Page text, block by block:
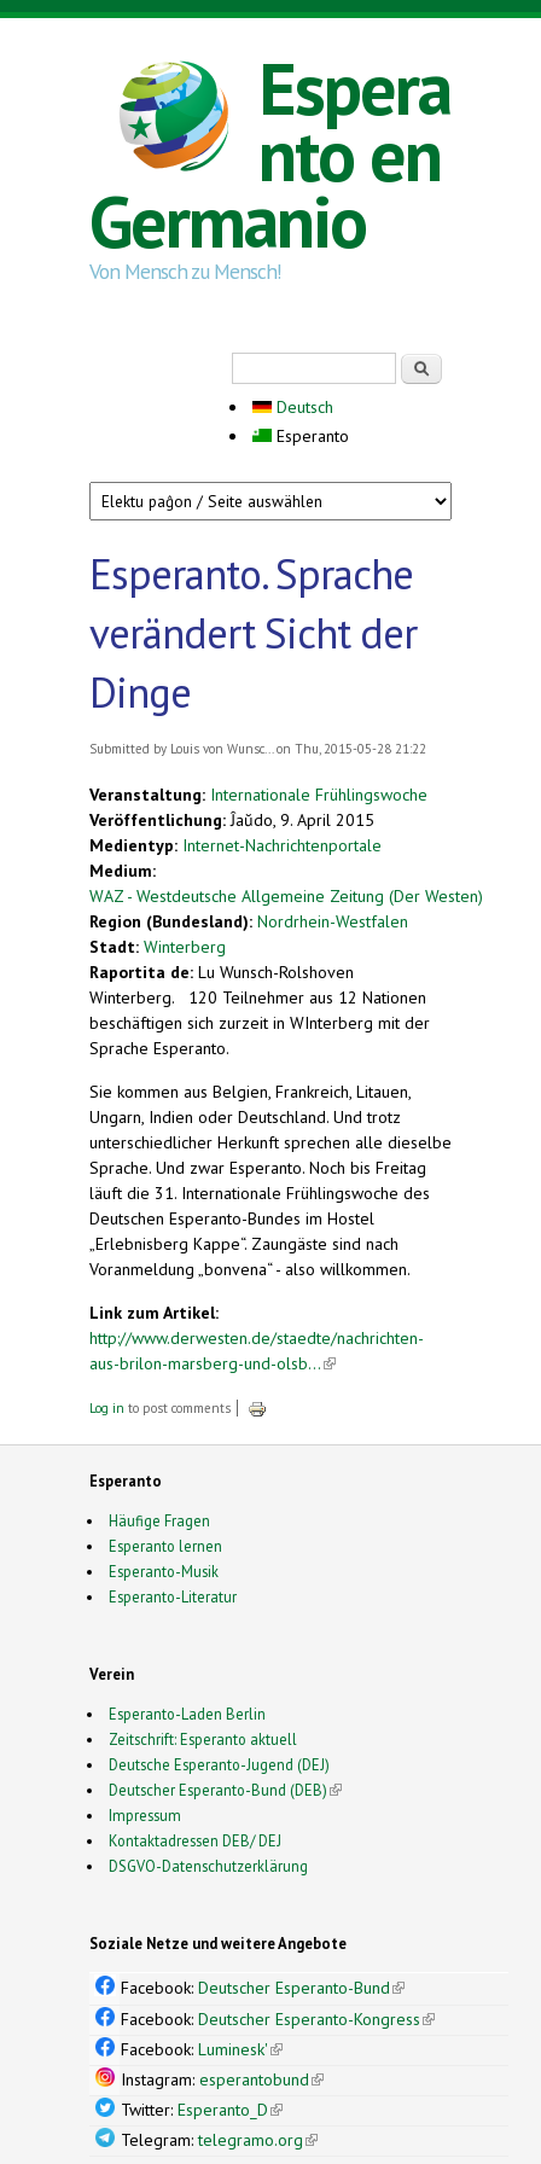
Skip to main content
Espera
nto en
Germanio
Von Mensch zu Mensch!
Deutsch
Esperanto
Esperanto. Sprache
verändert Sicht der
Dinge
Submitted by Louis von Wunsc... on Thu, 2015-05-28 21:22
Veranstaltung: Internationale Frühlingswoche
Veröffentlichung: Ĵaŭdo, 9. April 2015
Medientyp: Internet-Nachrichtenportale
Medium:
WAZ - Westdeutsche Allgemeine Zeitung (Der Westen)
Region (Bundesland): Nordrhein-Westfalen
Stadt: Winterberg
Raportita de: Lu Wunsch-Rolshoven
Winterberg.
120 Teilnehmer aus 12 Nationen
beschäftigen sich zurzeit in WInterberg mit der
Sprache Esperanto.
Sie kommen aus Belgien, Frankreich, Litauen,
Ungarn, Indien oder Deutschland. Und trotz
unterschiedlicher Herkunft sprechen alle dieselbe
Sprache. Und zwar Esperanto. Noch bis Freitag
läuft die 31. Internationale Frühlingswoche des
Deutschen Esperanto-Bundes im Hostel
„Erlebnisberg Kappe“. Zaungäste sind nach
Voranmeldung „bonvena“ - also willkommen.
Link zum Artikel:
http://www.derwesten.de/staedte/nachrichten-
aus-brilon-marsberg-und-olsb...(link is external)
Log in to post comments
Esperanto
Häufige Fragen
Esperanto lernen
Esperanto-Musik
Esperanto-Literatur
Verein
Esperanto-Laden Berlin
Zeitschrift: Esperanto aktuell
Deutsche Esperanto-Jugend (DEJ)
Deutscher Esperanto-Bund (DEB)(link is external)
Impressum
Kontaktadressen DEB/ DEJ
DSGVO-Datenschutzerklärung
Soziale Netze und weitere Angebote
Facebook: Deutscher Esperanto-Bund(link is
external)
Facebook: Deutscher Esperanto-Kongress(link is
Facebook: Luminesk'(link is external)
Instagram: esperantobund(link is external)
Twitter: Esperanto_D(link is external)
Telegram:telegramo.org(link is external)